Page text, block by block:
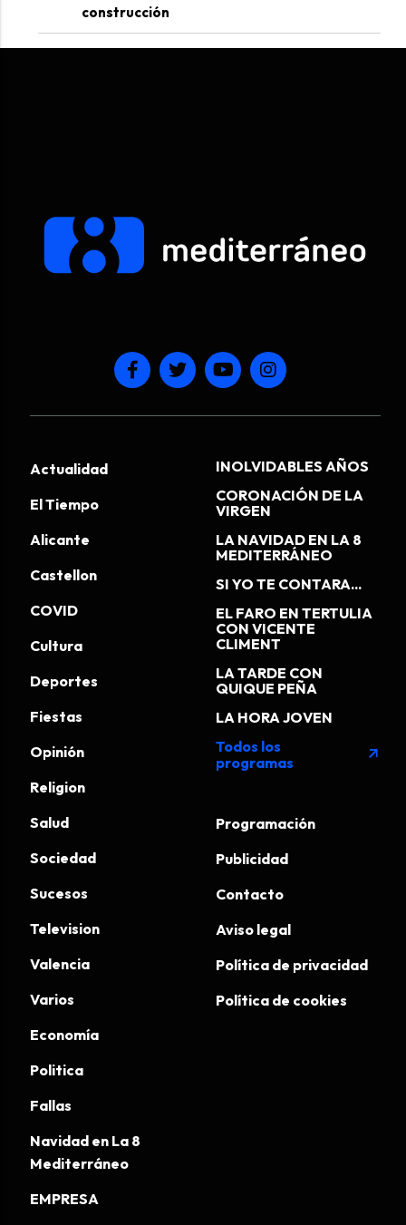
construcción
Actualidad
El Tiempo
Alicante
Castellon
COVID
Cultura
Deportes
Fiestas
Opinión
Religion
Salud
Sociedad
Sucesos
Television
Valencia
Varios
Economía
Politica
Fallas
Navidad en La 8
Mediterráneo
EMPRESA
INOLVIDABLES AÑOS
CORONACIÓN DE LA
VIRGEN
LA NAVIDAD EN LA 8
MEDITERRÁNEO
SI YO TE CONTARA...
EL FARO EN TERTULIA
CON VICENTE
CLIMENT
LA TARDE CON
QUIQUE PEÑA
LA HORA JOVEN
Todos los
programas
arrow_outward
Programación
Publicidad
Contacto
Aviso legal
Política de privacidad
Política de cookies